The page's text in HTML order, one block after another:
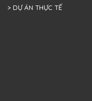
> DỰ ÁN THỰC TẾ